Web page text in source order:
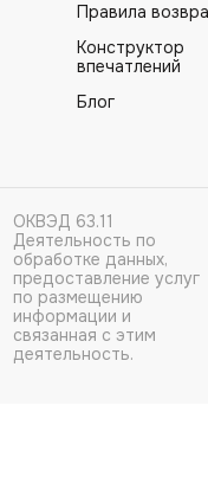
Правила
Конструктор
впечатлений
Блог
ОКВЭД 63.11
Деятельность по
обработке данных,
предоставление услуг
по размещению
информации и
связанная с этим
деятельность.